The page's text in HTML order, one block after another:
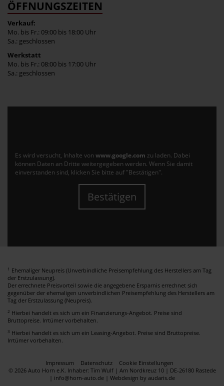
ÖFFNUNGSZEITEN
Verkauf:
Mo. bis Fr.: 09:00 bis 18:00 Uhr
Sa.: geschlossen
Werkstatt
Mo. bis Fr.: 08:00 bis 17:00 Uhr
Sa.: geschlossen
Es wird versucht, Inhalte von www.google.com zu laden. Dabei
können Daten an Dritte weitergegeben werden. Wenn Sie damit
einverstanden sind, klicken Sie bitte auf "Bestätigen".
Bestätigen
1 Ehemaliger Neupreis (Unverbindliche Preisempfehlung des Herstellers am Tag
der Erstzulassung).
Der errechnete Preisvorteil sowie die angegebene Ersparnis errechnet sich
gegenüber der ehemaligen unverbindlichen Preisempfehlung des Herstellers am
Tag der Erstzulassung (Neupreis).
2 Hierbei handelt es sich um ein Finanzierungs-Angebot. Preise sind
Bruttopreise. Irrtümer vorbehalten.
3 Hierbei handelt es sich um ein Leasing-Angebot. Preise sind Bruttopreise.
Irrtümer vorbehalten.
Impressum Datenschutz
Cookie Einstellungen
© 2026 Auto Horn e.K. Inhaber: Tim Wulf | Am Nordkreuz 10 | DE-26180 Rastede
| info@horn-auto.de | Webdesign by audaris.de